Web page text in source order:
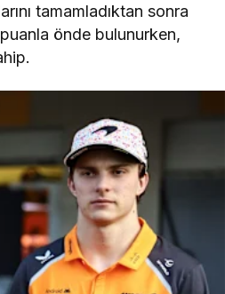
tamamladıktan sonra
önde bulunurken,